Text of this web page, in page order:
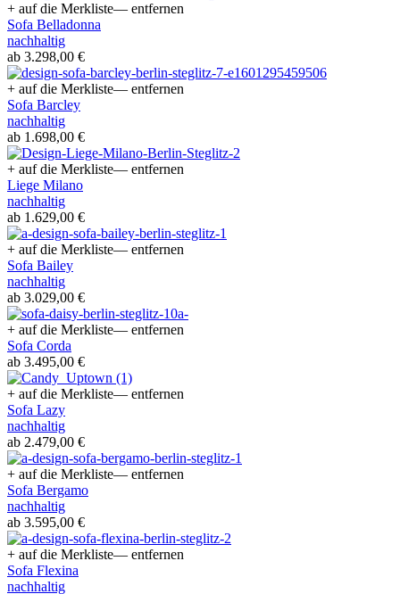
+ auf die Merkliste— entfernen
Sofa Belladonna
nachhaltig
ab 3.298,00 €
+ auf die Merkliste— entfernen
Sofa Barcley
nachhaltig
ab 1.698,00 €
+ auf die Merkliste— entfernen
Liege Milano
nachhaltig
ab 1.629,00 €
+ auf die Merkliste— entfernen
Sofa Bailey
nachhaltig
ab 3.029,00 €
+ auf die Merkliste— entfernen
Sofa Corda
ab 3.495,00 €
+ auf die Merkliste— entfernen
Sofa Lazy
nachhaltig
ab 2.479,00 €
+ auf die Merkliste— entfernen
Sofa Bergamo
nachhaltig
ab 3.595,00 €
+ auf die Merkliste— entfernen
Sofa Flexina
nachhaltig